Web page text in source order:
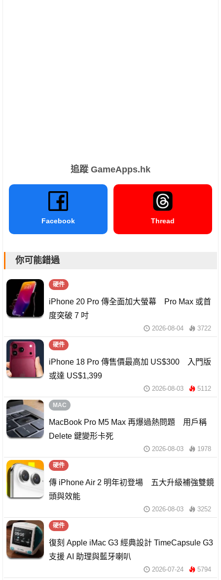
追蹤 GameApps.hk
Facebook Thread
你可能錯過
硬件
iPhone 20 Pro 傳全面加大螢幕 Pro Max 或首
度突破 7 吋
2026-08-04 3722
硬件
iPhone 18 Pro 傳售價最高加 US$300 入門版
或達 US$1,399
2026-08-03 5112
MAC
MacBook Pro M5 Max 再爆過熱問題 用戶稱
Delete 鍵變形卡死
2026-08-03 1978
硬件
傳 iPhone Air 2 明年初登場 五大升級補強雙鏡
頭與效能
2026-08-03 3252
硬件
復刻 Apple iMac G3 經典設計 TimeCapsule G3
支援 AI 助理與藍牙喇叭
2026-07-24 5794